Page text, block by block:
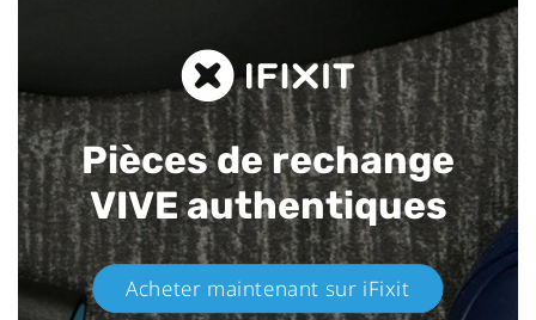
Pièces de rechange
VIVE authentiques​
Acheter maintenant sur iFixit​